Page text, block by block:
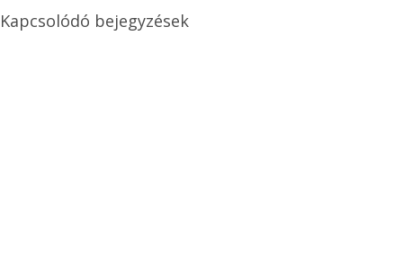
Kapcsolódó bejegyzések